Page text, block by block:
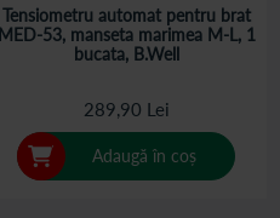
Tensiometru automat pentru brat
MED-53, manseta marimea M-L, 1
bucata, B.Well
289,90 Lei
Adaugă în coș